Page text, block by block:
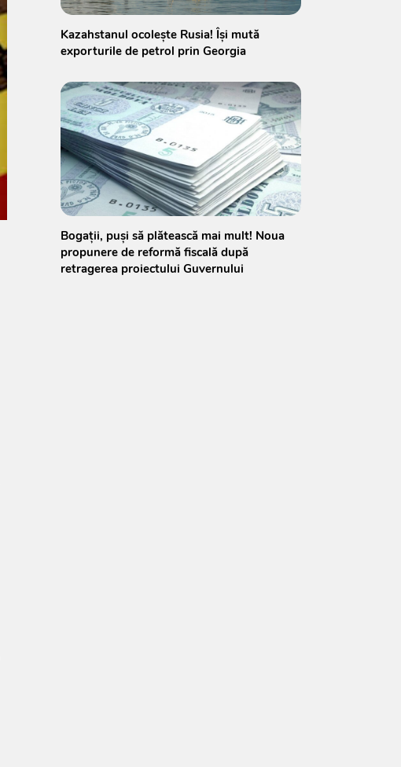
Kazahstanul ocolește Rusia! Își mută
exporturile de petrol prin Georgia
Bogații, puși să plătească mai mult! Noua
propunere de reformă fiscală după
retragerea proiectului Guvernului